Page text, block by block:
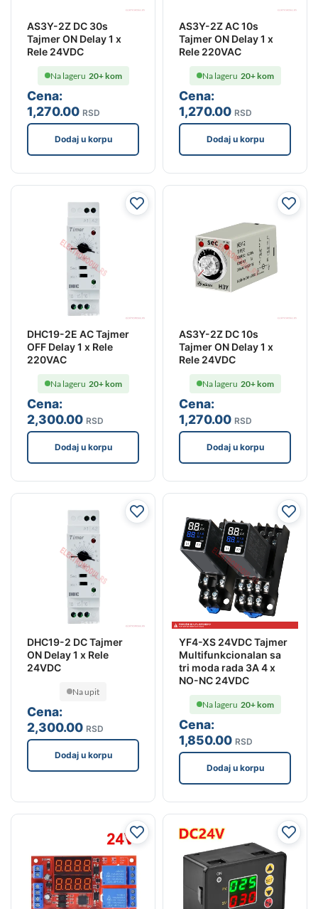
AS3Y-2Z DC 30s
Tajmer ON Delay 1 x
Rele 24VDC
Cena:
1,270.00 RSD
Na lageru 20+ kom
Dodaj u korpu
AS3Y-2Z AC 10s
Tajmer ON Delay 1 x
Rele 220VAC
Cena:
1,270.00 RSD
Na lageru 20+ kom
Dodaj u korpu
DHC19-2E AC Tajmer
OFF Delay 1 x Rele
220VAC
Cena:
2,300.00 RSD
Na lageru 20+ kom
Dodaj u korpu
AS3Y-2Z DC 10s
Tajmer ON Delay 1 x
Rele 24VDC
Cena:
1,270.00 RSD
Na lageru 20+ kom
Dodaj u korpu
DHC19-2 DC Tajmer
ON Delay 1 x Rele
24VDC
Cena:
2,300.00 RSD
Na upit
Dodaj u korpu
YF4-XS 24VDC Tajmer
Multifunkcionalan sa
tri moda rada 3A 4 x
NO-NC 24VDC
Cena:
1,850.00 RSD
Na lageru 20+ kom
Dodaj u korpu